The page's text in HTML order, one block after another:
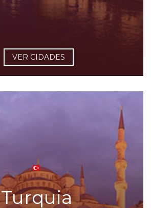
VER CIDADES
Turquia